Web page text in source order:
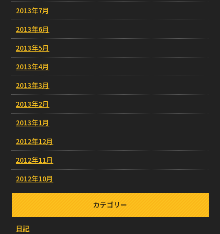
2013年7月
2013年6月
2013年5月
2013年4月
2013年3月
2013年2月
2013年1月
2012年12月
2012年11月
2012年10月
カテゴリー
日記